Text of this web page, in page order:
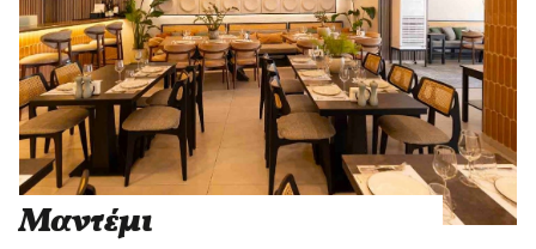
Μαντέμι